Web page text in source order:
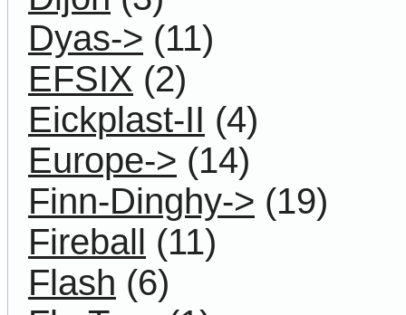
Dyas-> (11)
EFSIX (2)
Eickplast-II (4)
Europe-> (14)
Finn-Dinghy-> (19)
Fireball (11)
Flash (6)